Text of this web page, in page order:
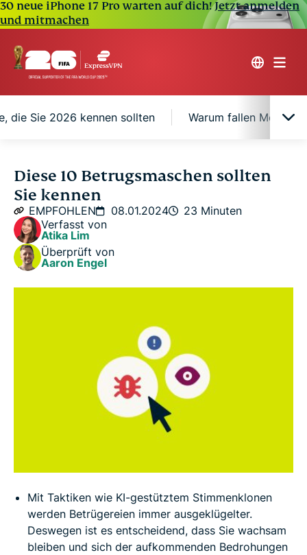
30 neue iPhone 17 Pro warten auf dich!Jetzt anmelden
und mitmachen
die Sie 2026 kennen sollten Warum fallen
Die Welle der Betrugsversuche in den USA
Die Top 5 Betrugsmaschen, die Sie 2026 meiden
sollten
Weitere Betrugsversuche, die Sie 2026 kennen
Betrugsmaschen herein?
Was sind die Anzeichen eines Betrugsversuchs?
FAQ: Betrugsmaschen 2024
Diese 10 Betrugsmaschen sollten
Sie kennen
EMPFOHLEN 08.01.2024
23 Minuten
Verfasst von
Atika Lim
Überprüft von
Aaron Engel
Mit Taktiken wie KI-gestütztem Stimmenklonen
werden Betrügereien immer ausgeklügelter.
Deswegen ist es entscheidend, dass Sie wachsam
bleiben und sich der aufkommenden Bedrohungen